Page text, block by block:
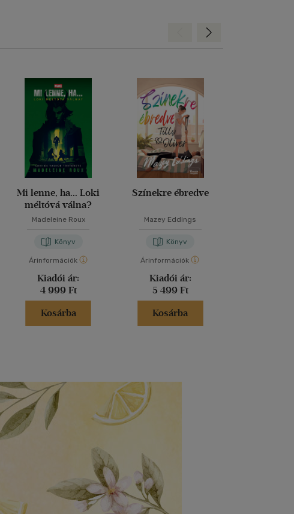
Mi lenne, ha... Loki
méltóvá válna?
Madeleine Roux
Könyv
Árinformációk
Kiadói ár:
4 999 Ft
Kosárba
Színekre ébredve
Mazey Eddings
Könyv
Árinformációk
Kiadói ár:
5 499 Ft
Kosárba
Előre